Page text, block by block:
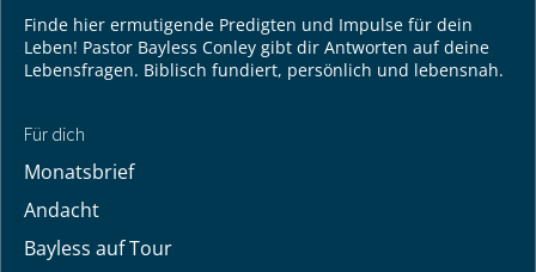
Finde hier ermutigende Predigten und Impulse für dein
Leben! Pastor Bayless Conley gibt dir Antworten auf deine
Lebensfragen. Biblisch fundiert, persönlich und lebensnah.
Für dich
Monatsbrief
Andacht
Bayless auf Tour